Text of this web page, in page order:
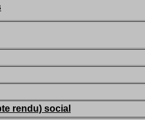
rendu) social